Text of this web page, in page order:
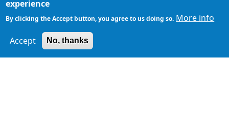
Liens du moments
TopFM en direct
Nos podcasts Liens groupe
Liens Utiles
experience
By clicking the Accept button, you agree to us doing so. More info
Accept No, thanks